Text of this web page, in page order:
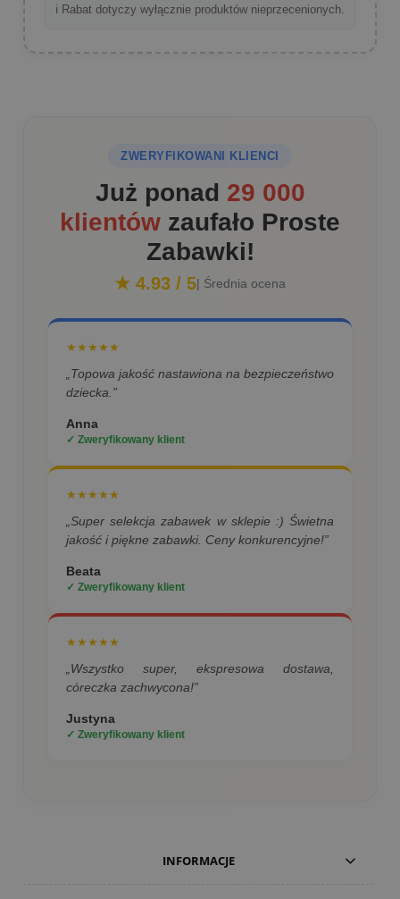
ℹ️ Rabat dotyczy wyłącznie produktów nieprzecenionych.
ZWERYFIKOWANI KLIENCI
Już ponad 29 000
klientów zaufało Proste
Zabawki!
★ 4.93 / 5| Średnia ocena
★★★★★
„Topowa jakość nastawiona na bezpieczeństwo
dziecka.”
Anna
✓ Zweryfikowany klient
★★★★★
„Super selekcja zabawek w sklepie :) Świetna
jakość i piękne zabawki. Ceny konkurencyjne!”
Beata
✓ Zweryfikowany klient
★★★★★
„Wszystko super, ekspresowa dostawa,
córeczka zachwycona!”
Justyna
✓ Zweryfikowany klient
INFORMACJE